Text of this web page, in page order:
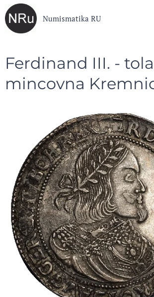
Numismatika RU
Ferdinand III. -
mincovna